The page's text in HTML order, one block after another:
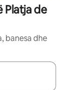
Platja de
banesa dhe
me butonat e